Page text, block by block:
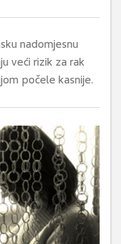
nadomjesnu
veći rizik za rak
počele kasnije.